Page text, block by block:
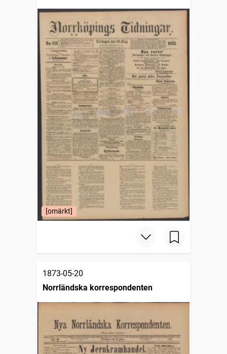
[omärkt]
1873-05-20
Norrländska korrespondenten